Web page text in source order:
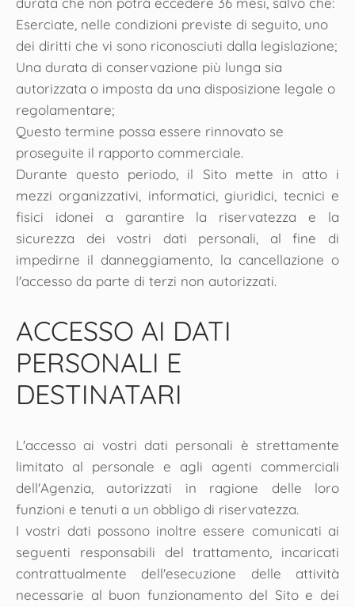
Eserciate, nelle condizioni previste di seguito, uno
dei diritti che vi sono riconosciuti dalla legislazione;
Una durata di conservazione più lunga sia
autorizzata o imposta da una disposizione legale o
regolamentare;
Questo termine possa essere rinnovato se
proseguite il rapporto commerciale.
Durante questo periodo, il Sito mette in atto i
mezzi organizzativi, informatici, giuridici, tecnici e
fisici idonei a garantire la riservatezza e la
sicurezza dei vostri dati personali, al fine di
impedirne il danneggiamento, la cancellazione o
l'accesso da parte di terzi non autorizzati.
ACCESSO AI DATI
PERSONALI E
DESTINATARI
L'accesso ai vostri dati personali è strettamente
limitato al personale e agli agenti commerciali
dell'Agenzia, autorizzati in ragione delle loro
funzioni e tenuti a un obbligo di riservatezza.
I vostri dati possono inoltre essere comunicati ai
seguenti responsabili del trattamento, incaricati
contrattualmente dell'esecuzione delle attività
necessarie al buon funzionamento del Sito e dei